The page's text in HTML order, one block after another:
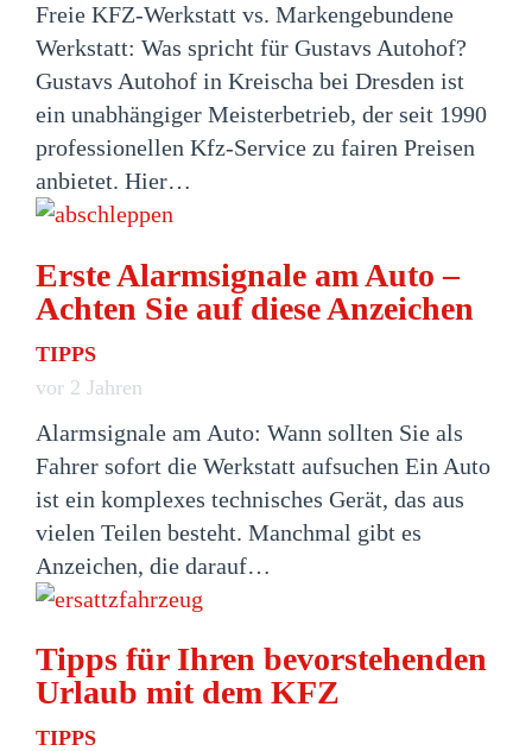
Freie KFZ-Werkstatt vs. Markengebundene
Werkstatt: Was spricht für Gustavs Autohof?
Gustavs Autohof in Kreischa bei Dresden ist
ein unabhängiger Meisterbetrieb, der seit 1990
professionellen Kfz-Service zu fairen Preisen
anbietet. Hier…
Erste Alarmsignale am Auto –
Achten Sie auf diese Anzeichen
TIPPS
vor 2 Jahren
Alarmsignale am Auto: Wann sollten Sie als
Fahrer sofort die Werkstatt aufsuchen Ein Auto
ist ein komplexes technisches Gerät, das aus
vielen Teilen besteht. Manchmal gibt es
Anzeichen, die darauf…
Tipps für Ihren bevorstehenden
Urlaub mit dem KFZ
TIPPS